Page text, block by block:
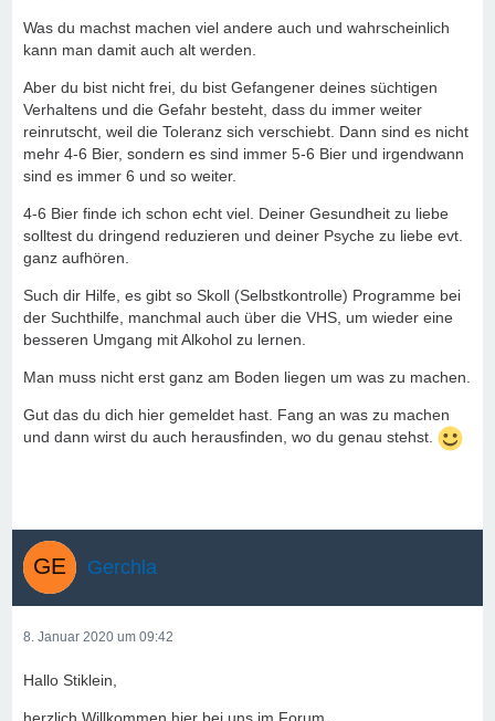
Was du machst machen viel andere auch und wahrscheinlich
kann man damit auch alt werden.
Aber du bist nicht frei, du bist Gefangener deines süchtigen
Verhaltens und die Gefahr besteht, dass du immer weiter
reinrutscht, weil die Toleranz sich verschiebt. Dann sind es nicht
mehr 4-6 Bier, sondern es sind immer 5-6 Bier und irgendwann
sind es immer 6 und so weiter.
4-6 Bier finde ich schon echt viel. Deiner Gesundheit zu liebe
solltest du dringend reduzieren und deiner Psyche zu liebe evt.
ganz aufhören.
Such dir Hilfe, es gibt so Skoll (Selbstkontrolle) Programme bei
der Suchthilfe, manchmal auch über die VHS, um wieder eine
besseren Umgang mit Alkohol zu lernen.
Man muss nicht erst ganz am Boden liegen um was zu machen.
Gut das du dich hier gemeldet hast. Fang an was zu machen
und dann wirst du auch herausfinden, wo du genau stehst.
Gerchla
8. Januar 2020 um 09:42
Hallo Stiklein,